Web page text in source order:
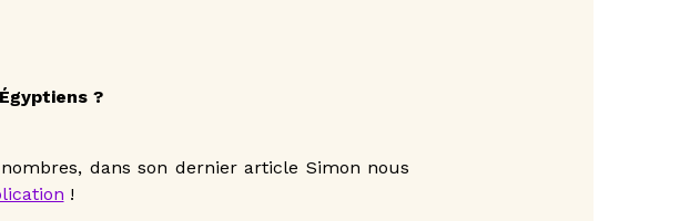
?
dans son dernier article Simon nous
!